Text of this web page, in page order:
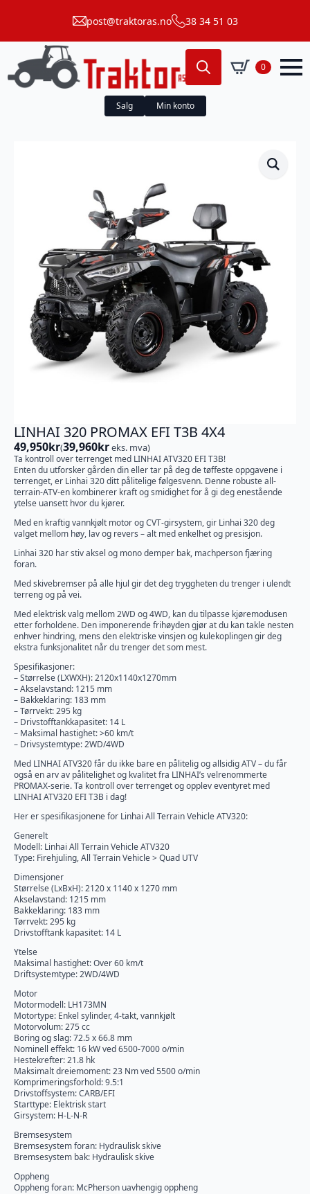
post@traktoras.no 38 34 51 03
Search
for:
0
Salg Min konto
LINHAI 320 PROMAX EFI T3B 4X4
49,950kr(39,960kreks. mva)
Ta kontroll over terrenget med LINHAI ATV320 EFI T3B!
Enten du utforsker gården din eller tar på deg de tøffeste oppgavene i
terrenget, er Linhai 320 ditt pålitelige følgesvenn. Denne robuste all-
terrain-ATV-en kombinerer kraft og smidighet for å gi deg enestående
ytelse uansett hvor du kjører.
Med en kraftig vannkjølt motor og CVT-girsystem, gir Linhai 320 deg
valget mellom høy, lav og revers – alt med enkelhet og presisjon.
Linhai 320 har stiv aksel og mono demper bak, machperson fjæring
foran.
Med skivebremser på alle hjul gir det deg tryggheten du trenger i ulendt
terreng og på vei.
Med elektrisk valg mellom 2WD og 4WD, kan du tilpasse kjøremodusen
etter forholdene. Den imponerende frihøyden gjør at du kan takle nesten
enhver hindring, mens den elektriske vinsjen og kulekoplingen gir deg
ekstra funksjonalitet når du trenger det som mest.
Spesifikasjoner:
– Størrelse (LXWXH): 2120x1140x1270mm
– Akselavstand: 1215 mm
– Bakkeklaring: 183 mm
– Tørrvekt: 295 kg
– Drivstofftankkapasitet: 14 L
– Maksimal hastighet: >60 km/t
– Drivsystemtype: 2WD/4WD
Med LINHAI ATV320 får du ikke bare en pålitelig og allsidig ATV – du får
også en arv av pålitelighet og kvalitet fra LINHAI’s velrenommerte
PROMAX-serie. Ta kontroll over terrenget og opplev eventyret med
LINHAI ATV320 EFI T3B i dag!
Her er spesifikasjonene for Linhai All Terrain Vehicle ATV320:
Generelt
Modell: Linhai All Terrain Vehicle ATV320
Type: Firehjuling, All Terrain Vehicle > Quad UTV
Dimensjoner
Størrelse (LxBxH): 2120 x 1140 x 1270 mm
Akselavstand: 1215 mm
Bakkeklaring: 183 mm
Tørrvekt: 295 kg
Drivstofftank kapasitet: 14 L
Ytelse
Maksimal hastighet: Over 60 km/t
Driftsystemtype: 2WD/4WD
Motor
Motormodell: LH173MN
Motortype: Enkel sylinder, 4-takt, vannkjølt
Motorvolum: 275 cc
Boring og slag: 72.5 x 66.8 mm
Nominell effekt: 16 kW ved 6500-7000 o/min
Hestekrefter: 21.8 hk
Maksimalt dreiemoment: 23 Nm ved 5500 o/min
Komprimeringsforhold: 9.5:1
Drivstoffsystem: CARB/EFI
Starttype: Elektrisk start
Girsystem: H-L-N-R
Bremsesystem
Bremsesystem foran: Hydraulisk skive
Bremsesystem bak: Hydraulisk skive
Oppheng
Oppheng foran: McPherson uavhengig oppheng